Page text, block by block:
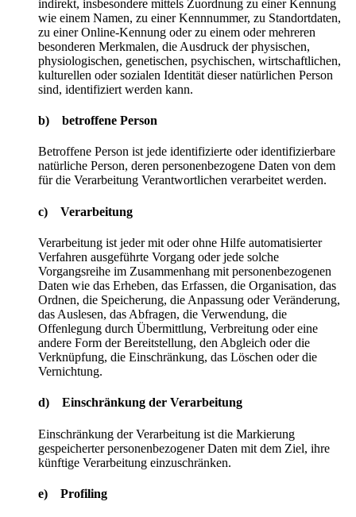
indirekt, insbesondere mittels Zuordnung zu einer Kennung
wie einem Namen, zu einer Kennnummer, zu Standortdaten,
zu einer Online-Kennung oder zu einem oder mehreren
besonderen Merkmalen, die Ausdruck der physischen,
physiologischen, genetischen, psychischen, wirtschaftlichen,
kulturellen oder sozialen Identität dieser natürlichen Person
sind, identifiziert werden kann.
b) betroffene Person
Betroffene Person ist jede identifizierte oder identifizierbare
natürliche Person, deren personenbezogene Daten von dem
für die Verarbeitung Verantwortlichen verarbeitet werden.
c) Verarbeitung
Verarbeitung ist jeder mit oder ohne Hilfe automatisierter
Verfahren ausgeführte Vorgang oder jede solche
Vorgangsreihe im Zusammenhang mit personenbezogenen
Daten wie das Erheben, das Erfassen, die Organisation, das
Ordnen, die Speicherung, die Anpassung oder Veränderung,
das Auslesen, das Abfragen, die Verwendung, die
Offenlegung durch Übermittlung, Verbreitung oder eine
andere Form der Bereitstellung, den Abgleich oder die
Verknüpfung, die Einschränkung, das Löschen oder die
Vernichtung.
d) Einschränkung der Verarbeitung
Einschränkung der Verarbeitung ist die Markierung
gespeicherter personenbezogener Daten mit dem Ziel, ihre
künftige Verarbeitung einzuschränken.
e) Profiling